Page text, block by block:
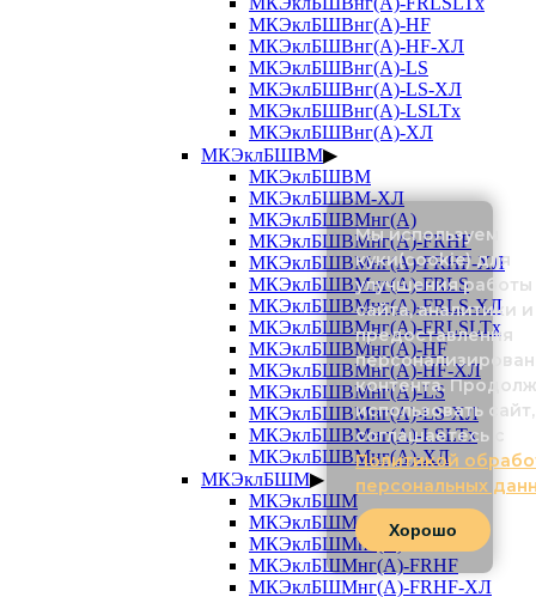
МКЭклБШВнг(А)-HF
МКЭклБШВнг(А)-HF-ХЛ
МКЭклБШВнг(А)-LS
МКЭклБШВнг(А)-LS-ХЛ
МКЭклБШВнг(А)-LSLTx
МКЭклБШВнг(А)-ХЛ
МКЭклБШВМ▶
МКЭклБШВМ
МКЭклБШВМ-ХЛ
МКЭклБШВМнг(А)
МКЭклБШВМнг(А)-FRHF
МКЭклБШВМнг(А)-FRHF-ХЛ
МКЭклБШВМнг(А)-FRLS
МКЭклБШВМнг(А)-FRLS-ХЛ
МКЭклБШВМнг(А)-FRLSLTx
МКЭклБШВМнг(А)-HF
МКЭклБШВМнг(А)-HF-ХЛ
МКЭклБШВМнг(А)-LS
МКЭклБШВМнг(А)-LS-ХЛ
МКЭклБШВМнг(А)-LSLTx
МКЭклБШВМнг(А)-ХЛ
МКЭклБШМ▶
МКЭклБШМ
МКЭклБШМ-ХЛ
МКЭклБШМнг(А)
МКЭклБШМнг(А)-FRHF
МКЭклБШМнг(А)-FRHF-ХЛ
Мы используем
куки(cookie) для
улучшения работы
сайта, аналитики и
предоставления
контента.
использовать
соглашаетесь с
Политикой
персональных
Хорошо